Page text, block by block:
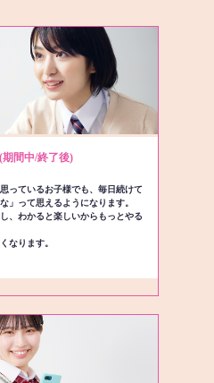
間中/終了後)
っているお子様でも、毎日続けて
」って思えるようになります。
、わかると楽しいからもっとやる
なります。